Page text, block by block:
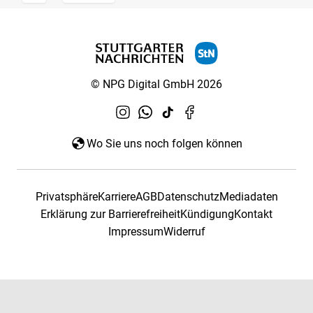
© NPG Digital GmbH 2026
Wo Sie uns noch folgen können
PrivatsphäreKarriereAGBDatenschutzMediadaten
Erklärung zur BarrierefreiheitKündigungKontakt
ImpressumWiderruf